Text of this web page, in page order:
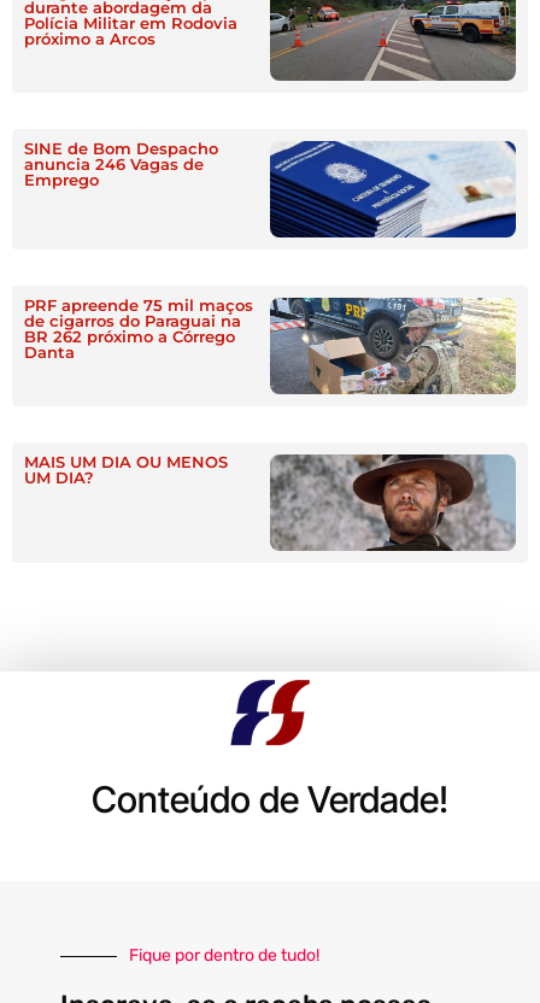
durante abordagem da
Polícia Militar em Rodovia
próximo a Arcos
SINE de Bom Despacho
anuncia 246 Vagas de
Emprego
PRF apreende 75 mil maços
de cigarros do Paraguai na
BR 262 próximo a Córrego
Danta
MAIS UM DIA OU MENOS
UM DIA?
Conteúdo de Verdade!
Fique por dentro de tudo!